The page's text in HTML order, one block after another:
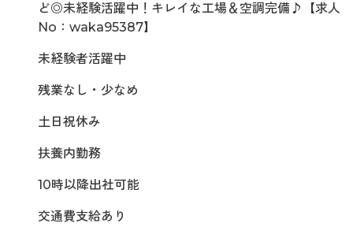
ど◎未経験活躍中！キレイな工場＆空調完備♪【求人
No：waka95387】
未経験者活躍中
残業なし・少なめ
土日祝休み
扶養内勤務
10時以降出社可能
交通費支給あり